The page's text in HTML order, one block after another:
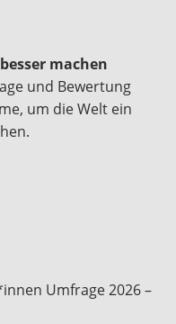
machen
und Bewertung
um die Welt ein
Umfrage 2026 –